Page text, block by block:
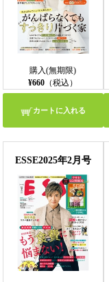
購入(無期限)
¥660 （税込）
カートに入れる
ESSE2025年2月号